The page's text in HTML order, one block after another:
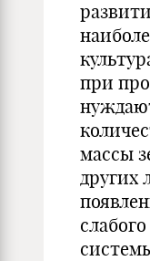
при
массы
других